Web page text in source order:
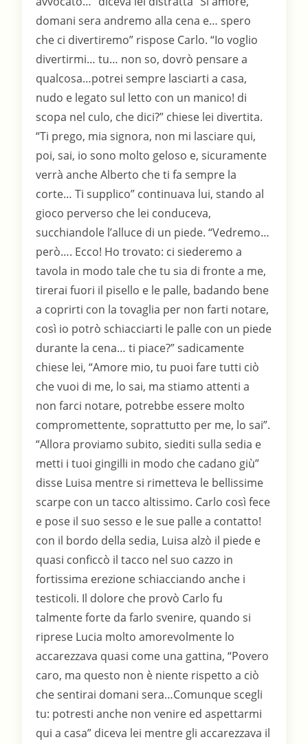
domani sera andremo alla cena e… spero
che ci divertiremo” rispose Carlo. “Io voglio
divertirmi… tu… non so, dovrò pensare a
qualcosa…potrei sempre lasciarti a casa,
nudo e legato sul letto con un manico! di
scopa nel culo, che dici?” chiese lei divertita.
“Ti prego, mia signora, non mi lasciare qui,
poi, sai, io sono molto geloso e, sicuramente
verrà anche Alberto che ti fa sempre la
corte… Ti supplico” continuava lui, stando al
gioco perverso che lei conduceva,
succhiandole l’alluce di un piede. “Vedremo…
però…. Ecco! Ho trovato: ci siederemo a
tavola in modo tale che tu sia di fronte a me,
tirerai fuori il pisello e le palle, badando bene
a coprirti con la tovaglia per non farti notare,
così io potrò schiacciarti le palle con un piede
durante la cena… ti piace?” sadicamente
chiese lei, “Amore mio, tu puoi fare tutti ciò
che vuoi di me, lo sai, ma stiamo attenti a
non farci notare, potrebbe essere molto
compromettente, soprattutto per me, lo sai”.
“Allora proviamo subito, siediti sulla sedia e
metti i tuoi gingilli in modo che cadano giù”
disse Luisa mentre si rimetteva le bellissime
scarpe con un tacco altissimo. Carlo così fece
e pose il suo sesso e le sue palle a contatto!
con il bordo della sedia, Luisa alzò il piede e
quasi conficcò il tacco nel suo cazzo in
fortissima erezione schiacciando anche i
testicoli. Il dolore che provò Carlo fu
talmente forte da farlo svenire, quando si
riprese Lucia molto amorevolmente lo
accarezzava quasi come una gattina, “Povero
caro, ma questo non è niente rispetto a ciò
che sentirai domani sera…Comunque scegli
tu: potresti anche non venire ed aspettarmi
qui a casa” diceva lei mentre gli accarezzava il